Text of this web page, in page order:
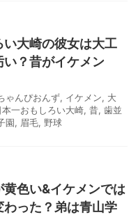
い大崎の彼女は大工
？昔がイケメン
ゃんぴおんず, イケメン, 大
本一おもしろい大崎, 昔, 歯並
園, 眉毛, 野球
色い&イケメンでは
った？弟は青山学